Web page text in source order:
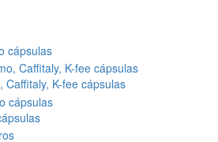
cápsulas
Caffitaly, K-fee cápsulas